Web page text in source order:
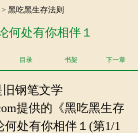
> 黑吃黑生存法则
何处有你相伴１
目录 书架 下一章
旧钢笔文学
提供的《黑吃黑生存
何处有你相伴１(第1/1